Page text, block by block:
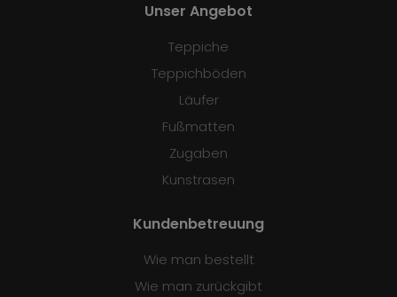
Unser Angebot
Teppiche
Teppichböden
Läufer
Fußmatten
Zugaben
Kunstrasen
Kundenbetreuung
Wie man bestellt
Wie man zurückgibt